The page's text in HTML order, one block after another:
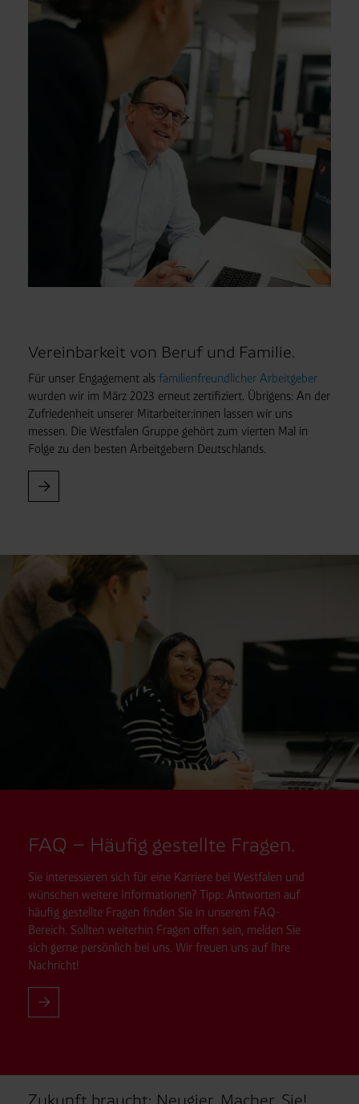
Vereinbarkeit von Beruf und Familie.
Für unser Engagement als familienfreundlicher Arbeitgeber
wurden wir im März 2023 erneut zertifiziert. Übrigens: An der
Zufriedenheit unserer Mitarbeiter:innen lassen wir uns
messen. Die Westfalen Gruppe gehört zum vierten Mal in
Folge zu den besten Arbeitgebern Deutschlands.
FAQ – Häufig gestellte Fragen.
Sie interessieren sich für eine Karriere bei Westfalen und
wünschen weitere Informationen? Tipp: Antworten auf
häufig gestellte Fragen finden Sie in unserem FAQ-
Bereich. Sollten weiterhin Fragen offen sein, melden Sie
sich gerne persönlich bei uns. Wir freuen uns auf Ihre
Nachricht!
Zukunft braucht: Neugier. Macher. Sie!